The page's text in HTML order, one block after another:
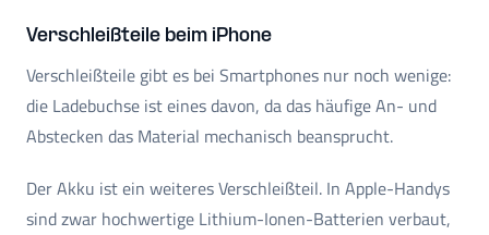
Verschleißteile beim iPhone
Verschleißteile gibt es bei Smartphones nur noch wenige:
die Ladebuchse ist eines davon, da das häufige An- und
Abstecken das Material mechanisch beansprucht.
Der Akku ist ein weiteres Verschleißteil. In Apple-Handys
sind zwar hochwertige Lithium-Ionen-Batterien verbaut,